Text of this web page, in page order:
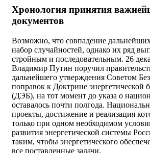
Хронология принятия
документов
Возможно, что совпадение
набор случайностей, однако их ряд
стройным и последовательным. 26
Владимир Путин поручил
дальнейшего утверждения Советом
поправок к Доктрине энергетической
(ДЭБ), на тот момент до указа о
оставалось почти полгода.
проекты, достижение и реализация
только при одном необходимом
развития энергетической системы
таким, чтобы энергетического
все поставленные задачи.